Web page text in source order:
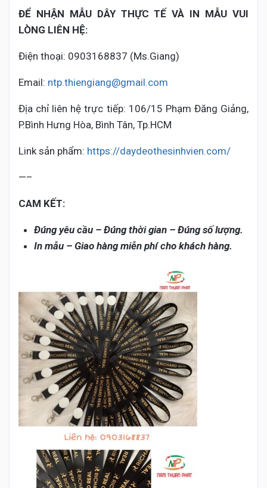
ĐỂ NHẬN MẪU DÂY THỰC TẾ VÀ IN MẪU VUI
LÒNG LIÊN HỆ:
Điện thoại: 0903168837 (Ms.Giang)
Email: ntp.thiengiang@gmail.com
Địa chỉ liên hệ trực tiếp: 106/15 Phạm Đăng Giảng,
P.Bình Hưng Hòa, Bình Tân, Tp.HCM
Link sản phẩm: https://daydeothesinhvien.com/
—–
CAM KẾT:
Đúng yêu cầu – Đúng thời gian – Đúng số lượng.
In mẫu – Giao hàng miễn phí cho khách hàng.